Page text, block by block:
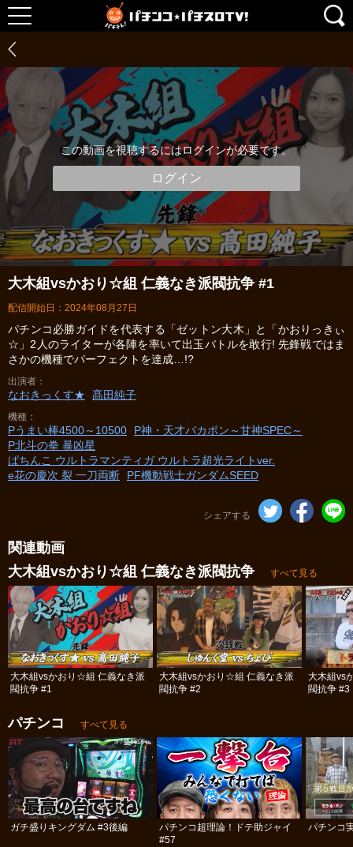
この動画を視聴するにはログインが必要です。
ログイン
大木組vsかおり☆組 仁義なき派閥抗争 #1
配信開始日：2024年08月27日
パチンコ必勝ガイドを代表する「ゼットン大木」と「かおりっきぃ
☆」2人のライターが各陣を率いて出玉バトルを敢行! 先鋒戦ではま
さかの機種でパーフェクトを達成…!?
出演者
なおきっくす★ 髙田純子
機種
Pうまい棒4500～10500
P神・天才バカボン～甘神SPEC～
P北斗の拳 暴凶星
ぱちんこ ウルトラマンティガ ウルトラ超光ライトver.
e花の慶次 裂 一刀両断
PF機動戦士ガンダムSEED
シェアする
関連動画
大木組vsかおり☆組 仁義なき派閥抗争
すべて見る
大木組vsかおり☆組 仁義なき派
閥抗争 #1
大木組vsかおり☆組 仁義なき派
閥抗争 #2
大木組vs
閥抗争 #3
パチンコ すべて見る
ガチ盛りキングダム #3後編
パチンコ超理論！ドテ助ジャイ
#57
パチンコ